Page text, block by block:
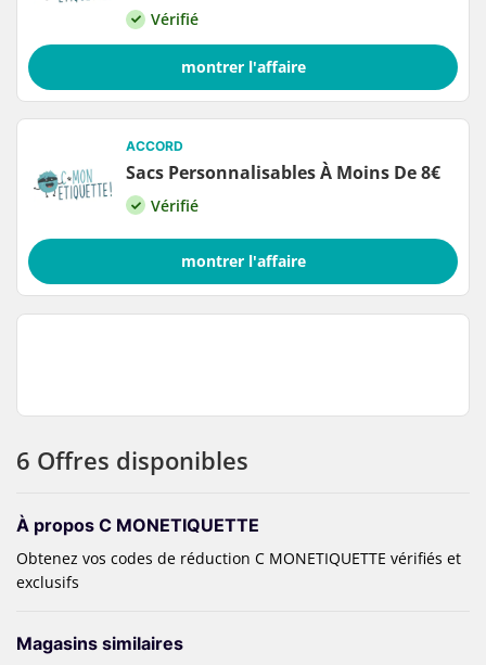
6 Offres disponibles
À propos C MONETIQUETTE
Obtenez vos codes de réduction C MONETIQUETTE vérifiés et
exclusifs
Magasins similaires
Vérifié
montrer l'affaire
ACCORD
Sacs Personnalisables À Moins De 8€
Vérifié
montrer l'affaire